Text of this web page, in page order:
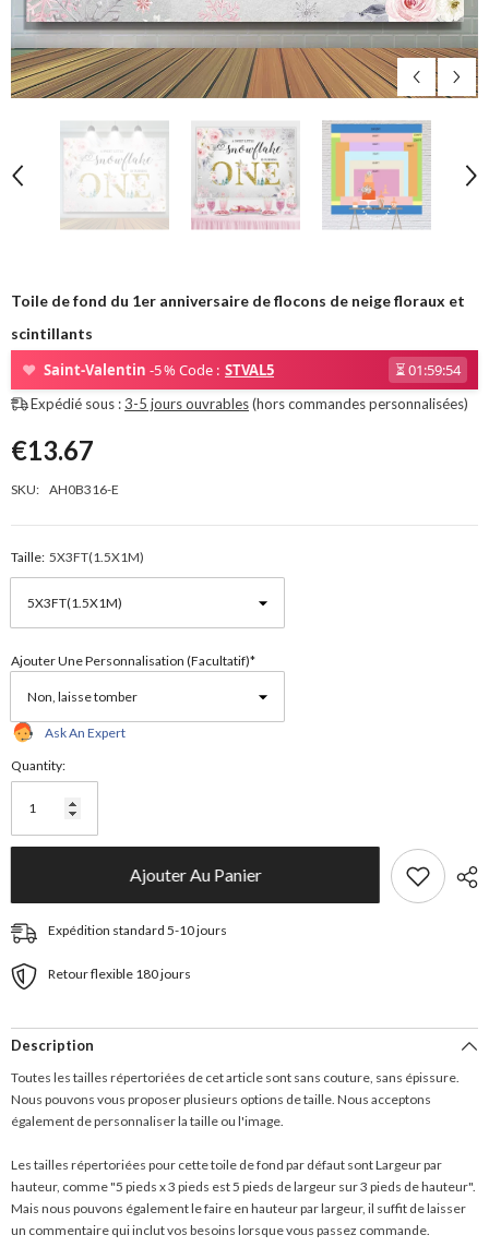
Toile de fond du 1er anniversaire de flocons de neige floraux et
scintillants
❤ Saint-Valentin -5 % Code : STVAL5 ⏳01:59:53
Expédié sous :3-5 jours ouvrables(hors commandes personnalisées)
€13.67
SKU: AH0B316-E
Taille: 5X3FT(1.5X1M)
Ajouter Une Personnalisation (facultatif)*
Ask An Expert
Quantity:
Ajouter Au Panier
Expédition standard 5-10 jours
Retour flexible 180 jours
Description
Toutes les tailles répertoriées de cet article sont sans couture, sans épissure.
Nous pouvons vous proposer plusieurs options de taille. Nous acceptons
également de personnaliser la taille ou l'image.
Les tailles répertoriées pour cette toile de fond par défaut sont Largeur par
hauteur, comme "5 pieds x 3 pieds est 5 pieds de largeur sur 3 pieds de hauteur".
Mais nous pouvons également le faire en hauteur par largeur, il suffit de laisser
un commentaire qui inclut vos besoins lorsque vous passez commande.